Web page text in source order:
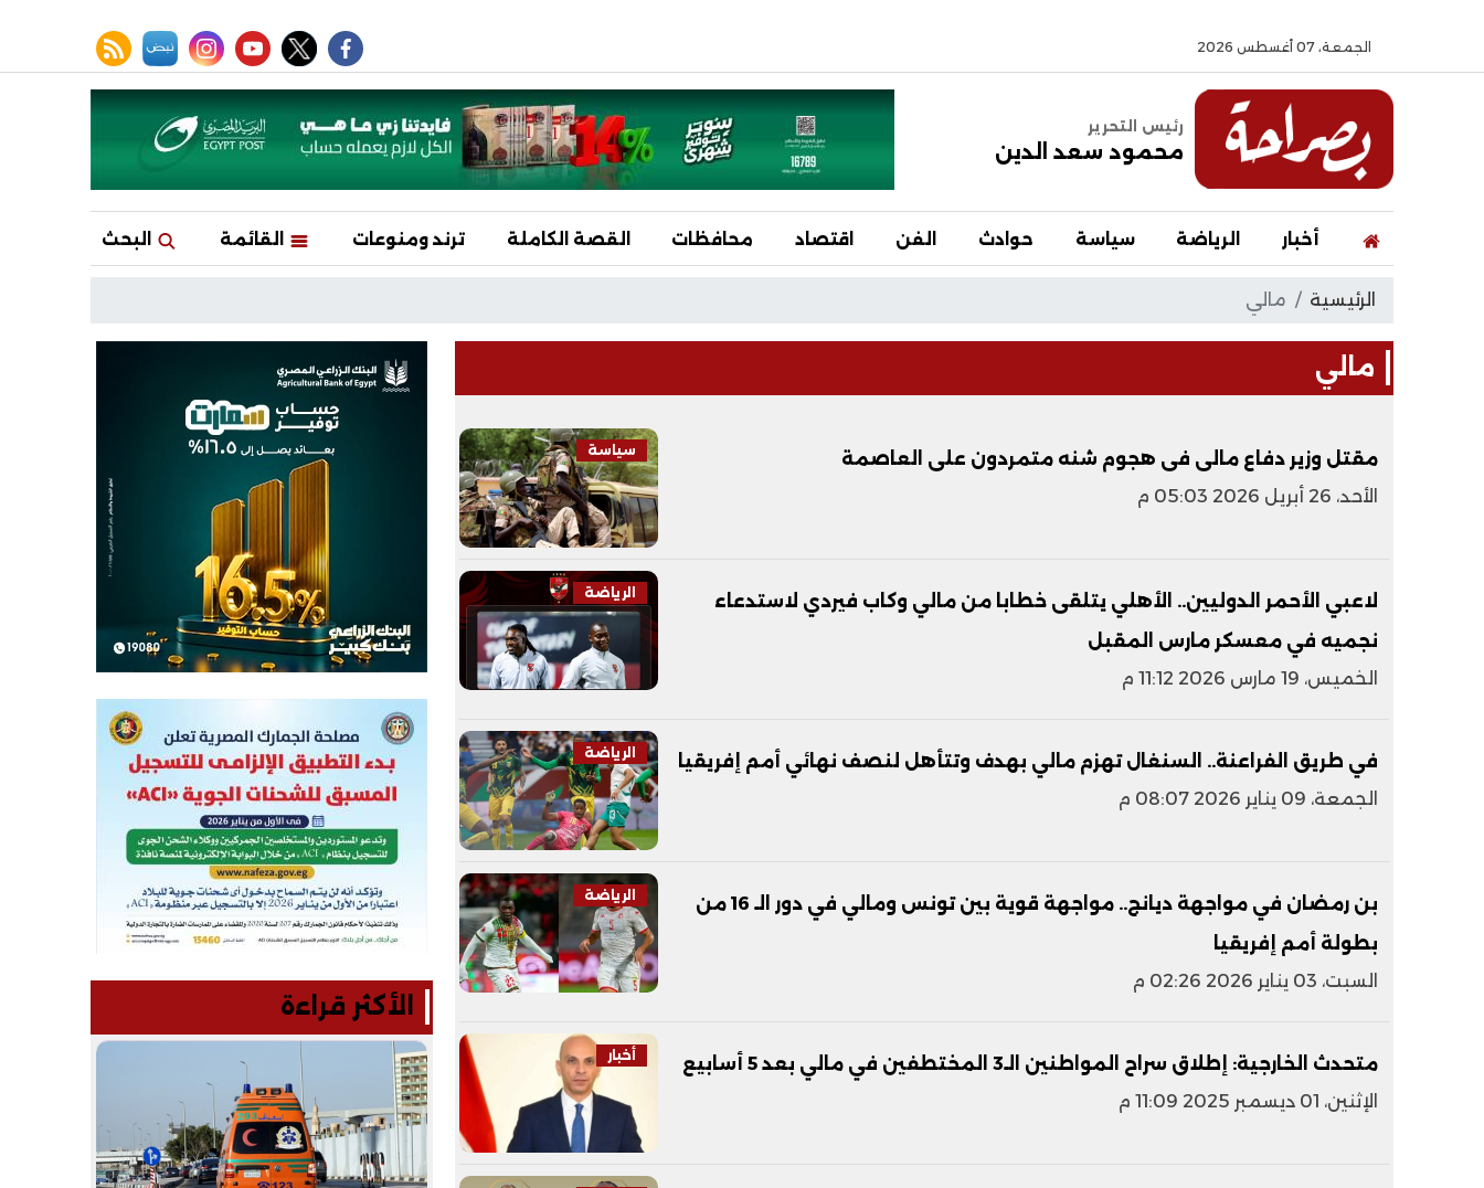
الجمعة، 07 أغسطس 2026
facebook
twitter
youtube
instagram
نبض rss feed
رئيس التحرير
محمود سعد الدين
أخبار الرياضة سياسة حوادث الفن اقتصاد محافظات القصة الكاملة ترند ومنوعات القائمة البحث
الرئيسية مالي
مالي
سياسة
مقتل وزير دفاع مالى فى هجوم شنه متمردون على العاصمة
الأحد، 26 أبريل 2026 05:03 م
الرياضة
لاعبي الأحمر الدوليين.. الأهلي يتلقى خطابا من مالي وكاب فيردي لاستدعاء
نجميه في معسكر مارس المقبل
الخميس، 19 مارس 2026 11:12 م
الرياضة
في طريق الفراعنة.. السنغال تهزم مالي بهدف وتتأهل لنصف نهائي أمم إفريقيا
الجمعة، 09 يناير 2026 08:07 م
الرياضة
بن رمضان في مواجهة ديانج.. مواجهة قوية بين تونس ومالي في دور الـ 16 من
بطولة أمم إفريقيا
السبت، 03 يناير 2026 02:26 م
أخبار
متحدث الخارجية: إطلاق سراح المواطنين الـ3 المختطفين في مالي بعد 5 أسابيع
الإثنين، 01 ديسمبر 2025 11:09 م
الأكثر قراءة